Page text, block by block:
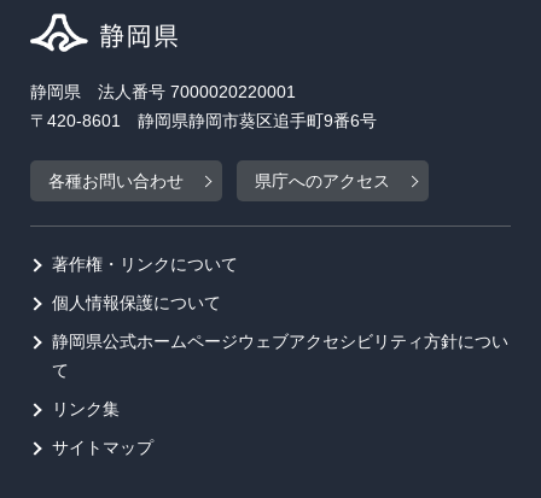
静岡県 法人番号 7000020220001
〒420-8601 静岡県静岡市葵区追手町9番6号
各種お問い合わせ 県庁へのアクセス
著作権・リンクについて
個人情報保護について
静岡県公式ホームページウェブアクセシビリティ方針につい
て
リンク集
サイトマップ